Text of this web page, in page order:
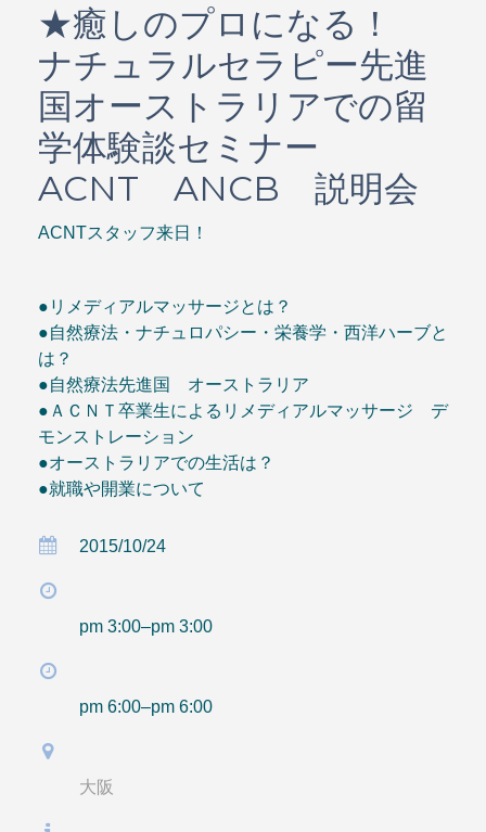
★癒しのプロになる！
ナチュラルセラピー先進
国オーストラリアでの留
学体験談セミナー
ACNT ANCB 説明会
ACNTスタッフ来日！
●リメディアルマッサージとは？
●自然療法・ナチュロパシー・栄養学・西洋ハーブと
は？
●自然療法先進国 オーストラリア
●ＡＣＮＴ卒業生によるリメディアルマッサージ デ
モンストレーション
●オーストラリアでの生活は？
●就職や開業について
2015/10/24
pm 3:00–pm 3:00
pm 6:00–pm 6:00
大阪